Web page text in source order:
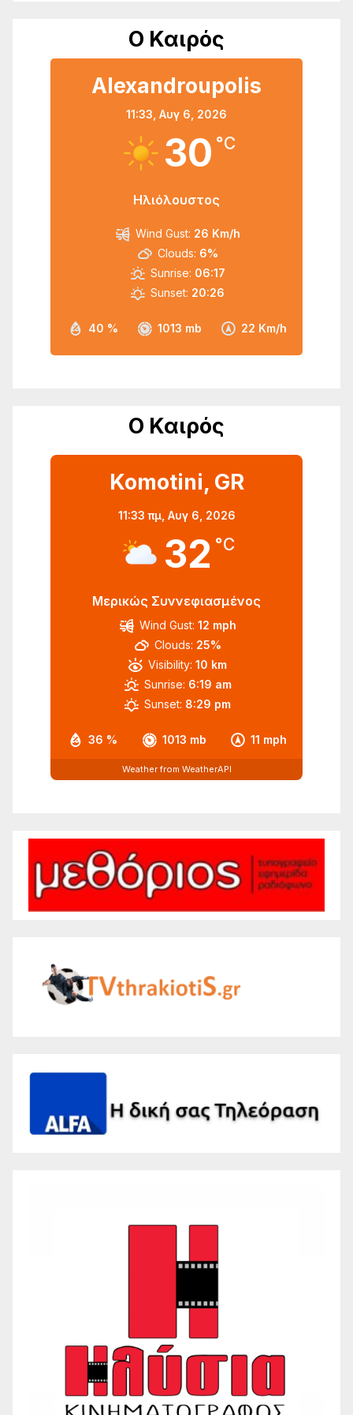
Ο Καιρός
Alexandroupolis
11:33, Αυγ 6, 2026
30 °C
Ηλιόλουστος
40 % 1013 mb 22 Km/h
Wind Gust: 26 Km/h
Clouds: 6%
Sunrise: 06:17
Sunset: 20:26
Ο Καιρός
Komotini, GR
11:33 πμ, Αυγ 6, 2026
32 °C
Μερικώς Συννεφιασμένος
36 % 1013 mb 11 mph
Wind Gust: 12 mph
Clouds: 25%
Visibility: 10 km
Sunrise: 6:19 am
Sunset: 8:29 pm
Weather from WeatherAPI